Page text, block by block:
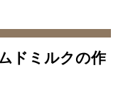
ドミルクの作